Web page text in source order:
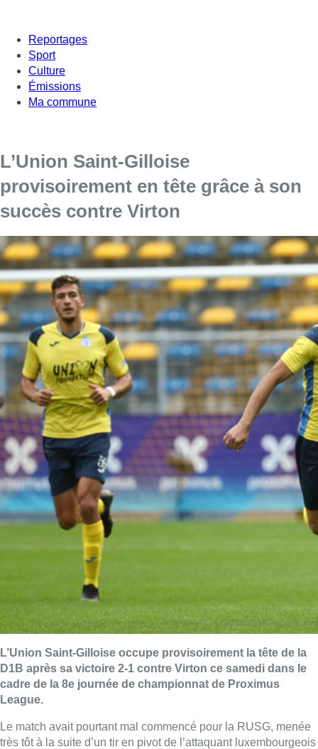
Reportages
Sport
Culture
Émissions
Ma commune
L’Union Saint-Gilloise
provisoirement en tête grâce à son
succès contre Virton
L’Union Saint-Gilloise occupe provisoirement la tête de la
D1B après sa victoire 2-1 contre Virton ce samedi dans le
cadre de la 8e journée de championnat de Proximus
League.
Le match avait pourtant mal commencé pour la RUSG, menée
très tôt à la suite d’un tir en pivot de l’attaquant luxembourgeois